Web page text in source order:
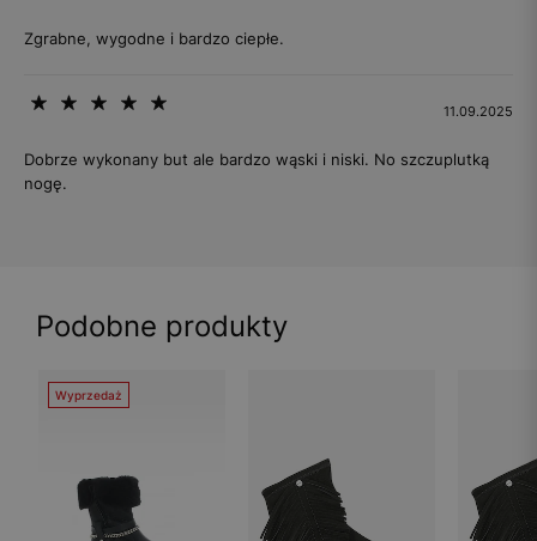
Zgrabne, wygodne i bardzo ciepłe.
11.09.2025
Dobrze wykonany but ale bardzo wąski i niski. No szczuplutką
nogę.
Podobne produkty
Wyprzedaż